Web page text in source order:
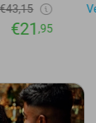
€43,15
€21,95